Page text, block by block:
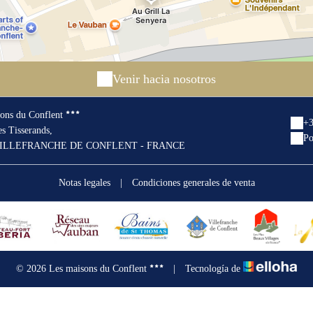
Venir hacia nosotros
du Conflent
Tisserands,
DE CONFLENT - FRANCE
Notas legales Condiciones generales de venta
© 2026 Les maisons du Conflent Tecnología de